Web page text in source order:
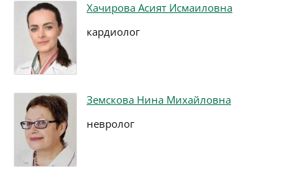
Хачирова Асият Исмаиловна
кардиолог
Земскова Нина Михайловна
невролог